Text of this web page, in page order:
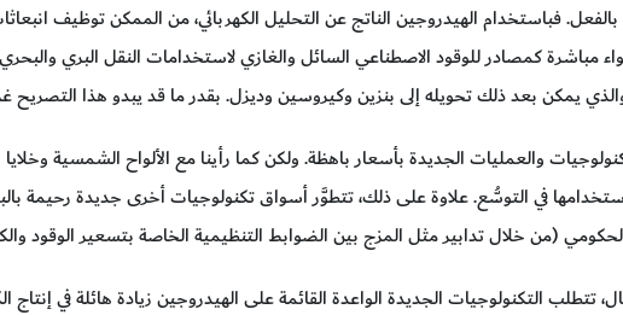
فباستخدام الهيدروجين الناتج عن التحليل الكهربائي، من الممكن توظيف
مباشرة كمصادر للوقود الاصطناعي السائل والغازي لاستخدامات النقل البري
يمكن بعد ذلك تحويله إلى بنزين وكيروسين وديزل. بقدر ما قد يبدو هذا التصريح
والعمليات الجديدة بأسعار باهظة. ولكن كما رأينا مع الألواح الشمسية
في التوسُّع. علاوة على ذلك، تتطوَّر أسواق تكنولوجيات أخرى جديدة رحيمة
(من خلال تدابير مثل المزج بين الضوابط التنظيمية الخاصة بتسعير الوقود
تتطلب التكنولوجيات الجديدة الواعدة القائمة على الهيدروجين زيادة هائلة في